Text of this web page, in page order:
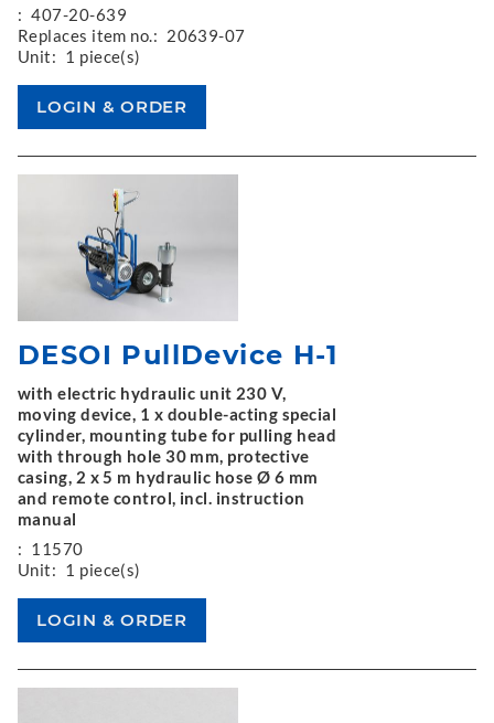
: 407-20-639
Replaces item no.: 20639-07
Unit: 1 piece(s)
DESOI PullDevice H-1
with electric hydraulic unit 230 V,
moving device, 1 x double-acting special
cylinder, mounting tube for pulling head
with through hole 30 mm, protective
casing, 2 x 5 m hydraulic hose Ø 6 mm
and remote control, incl. instruction
manual
: 11570
Unit: 1 piece(s)